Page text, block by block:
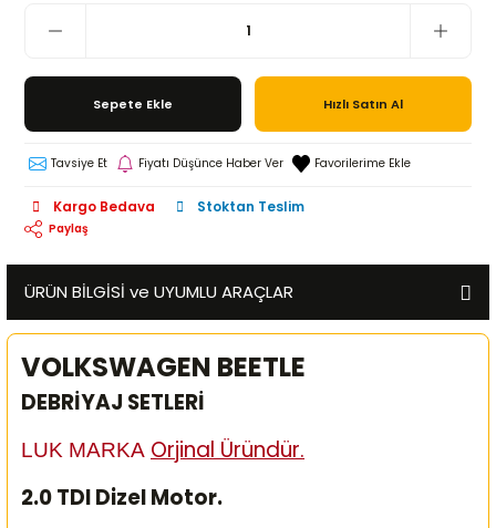
Sepete Ekle Hızlı Satın Al
Tavsiye Et Fiyatı Düşünce Haber Ver
Kargo Bedava Stoktan Teslim
Paylaş
ÜRÜN BİLGİSİ ve UYUMLU ARAÇLAR
VOLKSWAGEN BEETLE
DEBRİYAJ SETLERİ
LUK MARKA Orjinal Üründür.
2.0 TDI Dizel Motor.